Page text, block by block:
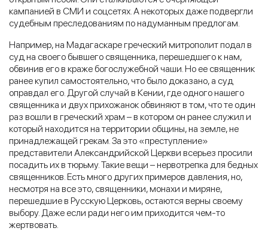
кампанией в СМИ и соцсетях. А некоторых даже подвергли
судебным преследованиям по надуманным предлогам.
Например, на Мадагаскаре греческий митрополит подал в
суд на своего бывшего священника, перешедшего к нам,
обвинив его в краже богослужебной чаши. Но ее священник
ранее купил самостоятельно, что было доказано, а суд
оправдал его. Другой случай в Кении, где одного нашего
священника и двух прихожанок обвиняют в том, что те один
раз вошли в греческий храм – в котором он ранее служил и
который находится на территории общины, на земле, не
принадлежащей грекам. За это «преступление»
представители Александрийской Церкви всерьез просили
посадить их в тюрьму. Такие вещи – нервотрепка для бедных
священников. Есть много других примеров давления, но,
несмотря на все это, священники, монахи и миряне,
перешедшие в Русскую Церковь, остаются верны своему
выбору. Даже если ради него им приходится чем-то
жертвовать.